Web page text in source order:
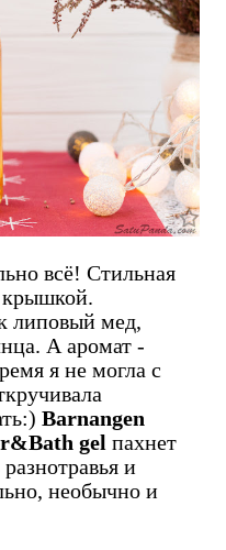
всё! Стильная
крышкой.
липовый мед,
А аромат -
я не могла с
Barnangen
gel пахнет
и
необычно и